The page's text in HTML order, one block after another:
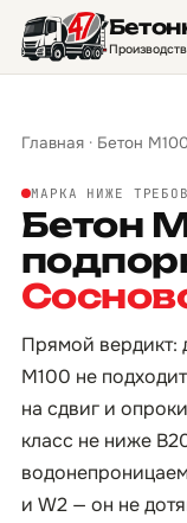
Главная · Бетон
МАРКА НИЖЕ
Бетон
Прямой вердикт:
М100 не
на сдвиг и
класс не ниже
и W2 — он не